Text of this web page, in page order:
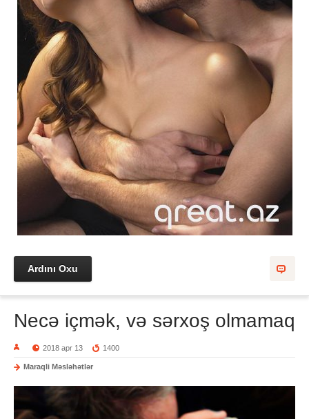
Ardını Oxu
Necə içmək, və sərxoş olmamaq
2018 apr 13 1400
Maraqli Məsləhətlər